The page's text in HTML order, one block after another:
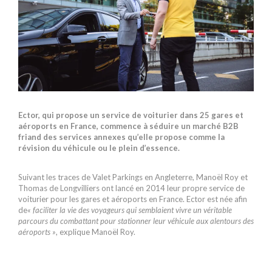
Ector, qui propose un service de voiturier dans 25 gares et
aéroports en France, commence à séduire un marché B2B
friand des services annexes qu’elle propose comme la
révision du véhicule ou le plein d’essence.
Suivant les traces de Valet Parkings en Angleterre, Manoël Roy et
Thomas de Longvilliers ont lancé en 2014 leur propre service de
voiturier pour les gares et aéroports en France. Ector est née afin
de« faciliter la vie des voyageurs qui semblaient vivre un véritable
parcours du combattant pour stationner leur véhicule aux alentours des
aéroports », explique Manoël Roy.